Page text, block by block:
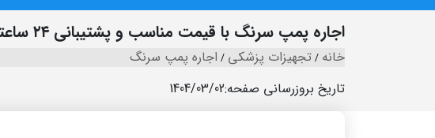
اجاره پمپ سرنگ با قیمت مناسب و پشتیبانی ۲۴ ساعته
خانه تجهیزات پزشکی اجاره پمپ سرنگ
تاریخ بروزرسانی صفحه:1404/03/02